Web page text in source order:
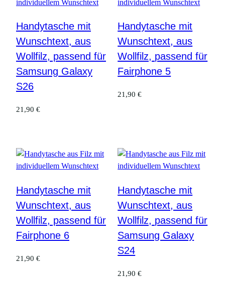
Handytasche mit
Wunschtext, aus
Wollfilz, passend für
Samsung Galaxy
S26
21,90 €
Handytasche mit
Wunschtext, aus
Wollfilz, passend für
Fairphone 5
21,90€
Handytasche mit
Wunschtext, aus
Wollfilz, passend für
Fairphone 6
21,90 €
Handytasche mit
Wunschtext, aus
Wollfilz, passend für
Samsung Galaxy
S24
21,90€